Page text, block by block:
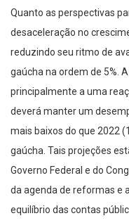
Quanto as perspectivas
desaceleração no
reduzindo seu ritmo de
gaúcha na ordem de 5%.
principalmente a uma
deverá manter um
mais baixos do que 2022
gaúcha. Tais projeções
Governo Federal e do
da agenda de reformas e
equilíbrio das contas